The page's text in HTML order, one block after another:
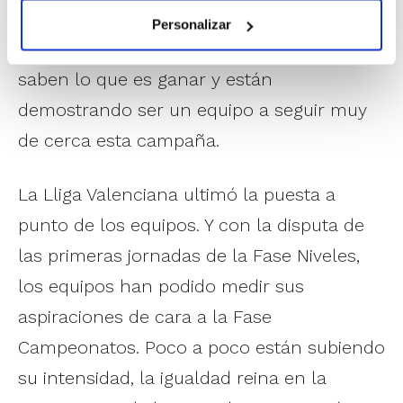
Personalizar
ahora. El Grupo B sí tiene un líder en
solitario. Las chicas del CB Terralfàs sólo
saben lo que es ganar y están
demostrando ser un equipo a seguir muy
de cerca esta campaña.
La Lliga Valenciana ultimó la puesta a
punto de los equipos. Y con la disputa de
las primeras jornadas de la Fase Niveles,
los equipos han podido medir sus
aspiraciones de cara a la Fase
Campeonatos. Poco a poco están subiendo
su intensidad, la igualdad reina en la